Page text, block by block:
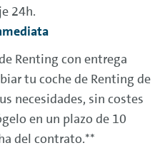
24h.
Renting con entrega
tu coche de Renting de
necesidades, sin costes
en un plazo de 10
del contrato.**